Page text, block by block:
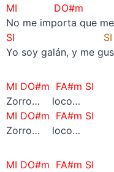
MI DO#m
No me importa que
SI
Yo soy galán, y me
MI DO#m FA#m SI
Zorro… loco…
MI DO#m FA#m SI
Zorro… loco…
MI DO#m FA#m SI